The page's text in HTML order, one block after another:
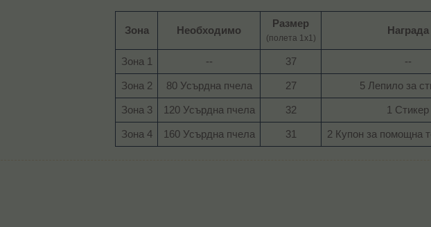
Зона Необходимо
Размер
(полета 1х1)
Награда
Зона 1​ --​ 37​ --​
Зона 2​ 80 Усърдна пчела​ 27​ 5 Лепило за
Зона 3​ 120 Усърдна пчела​ 32​ 1 Стикер​
Зона 4​ 160 Усърдна пчела​ 31​ 2 Купон за помощна